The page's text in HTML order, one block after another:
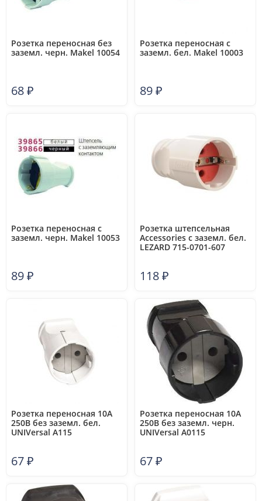
Розетка переносная без
заземл. черн. Makel 10054
68₽
Розетка переносная с
заземл. бел. Makel 10003
89₽
Розетка переносная с
заземл. черн. Makel 10053
89₽
Розетка штепсельная
Accessories с заземл. бел.
LEZARD 715-0701-607
118₽
Розетка переносная 10А
250В без заземл. бел.
UNIVersal А115
67₽
Розетка переносная 10А
250В без заземл. черн.
UNIVersal А0115
67₽